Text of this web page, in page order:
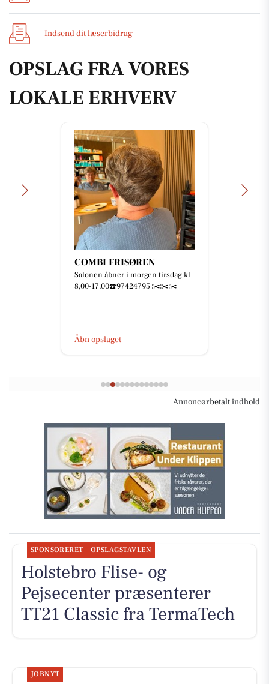
Indsend dit læserbidrag
OPSLAG FRA VORES
LOKALE ERHVERV
COMBI FRISØREN
Salonen åbner i morgen tirsdag kl
8,00-17,00☎️97424795 ✂️✂️✂️
Åbn opslaget
Annoncørbetalt indhold
SPONSORERET OPSLAGSTAVLEN
Holstebro Flise- og
Pejsecenter præsenterer
TT21 Classic fra TermaTech
JOBNYT